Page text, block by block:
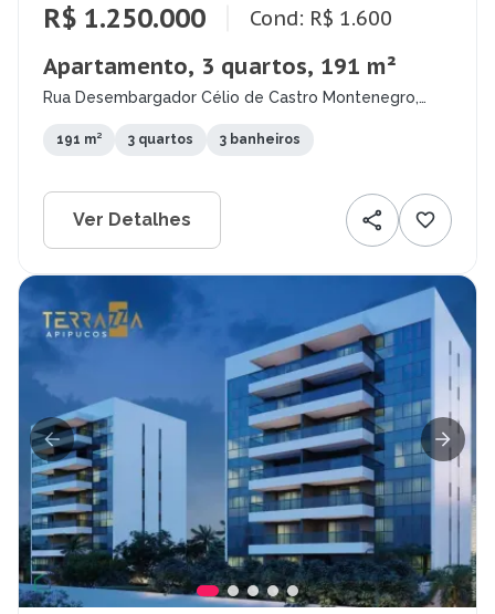
R$ 1.250.000 Cond: R$ 1.600
Apartamento, 3 quartos, 191 m²
Rua Desembargador Célio de Castro Montenegro,
191 m² 3 quartos 3 banheiros
Ver Detalhes